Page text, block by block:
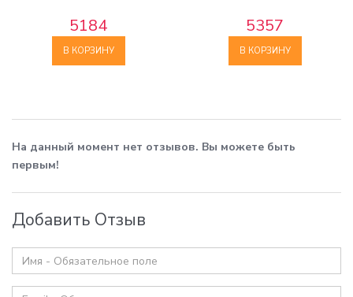
5184
В КОРЗИНУ
5357
В КОРЗИНУ
На данный момент нет отзывов. Вы можете быть
первым!
Добавить Отзыв